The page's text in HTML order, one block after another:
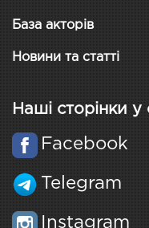
База акторів
Новини та статті
Наші сторінки
Facebook
Telegram
Instagram